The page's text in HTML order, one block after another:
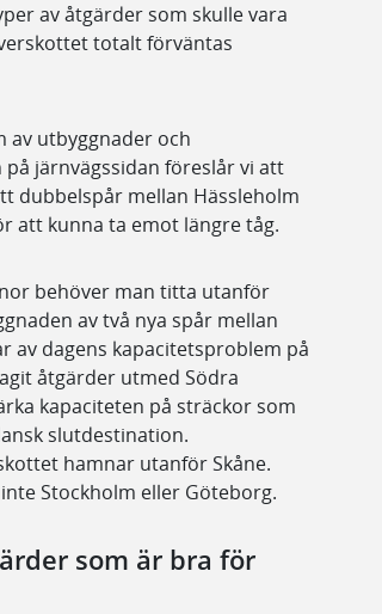
av åtgärder som skulle vara
totalt förväntas
av utbyggnader och
på järnvägssidan föreslår vi att
dubbelspår mellan Hässleholm
att kunna ta emot längre tåg.
behöver man titta utanför
av två nya spår mellan
av dagens kapacitetsproblem på
åtgärder utmed Södra
kapaciteten på sträckor som
slutdestination.
hamnar utanför Skåne.
Stockholm eller Göteborg.
som är bra för